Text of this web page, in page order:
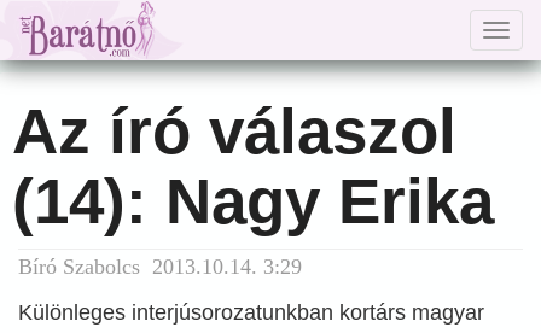
Az író válaszol
(14): Nagy Erika
Bíró Szabolcs 2013.10.14. 3:29
Különleges interjúsorozatunkban kortárs magyar